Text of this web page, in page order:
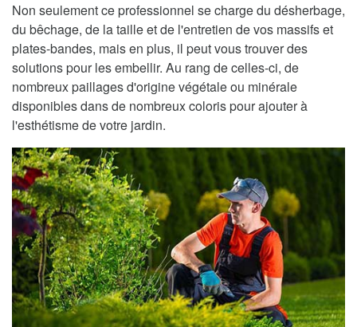
Non seulement ce professionnel se charge du désherbage,
du bêchage, de la taille et de l'entretien de vos massifs et
plates-bandes, mais en plus, il peut vous trouver des
solutions pour les embellir. Au rang de celles-ci, de
nombreux paillages d'origine végétale ou minérale
disponibles dans de nombreux coloris pour ajouter à
l'esthétisme de votre jardin.